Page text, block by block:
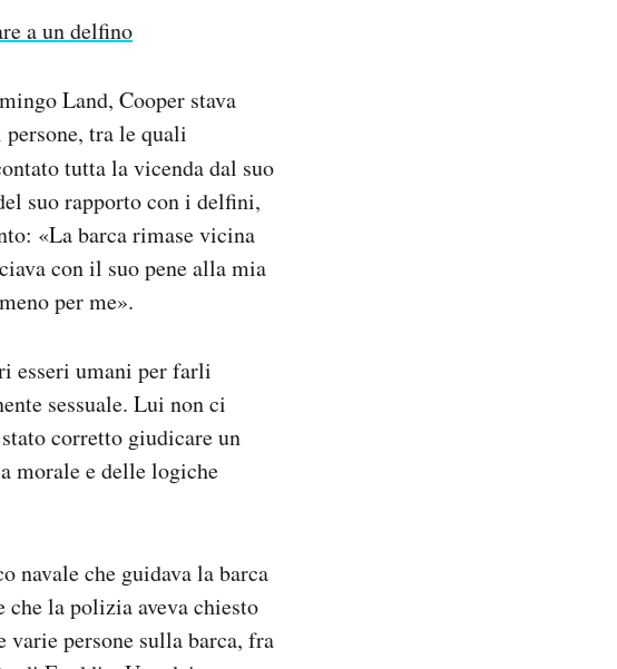
a un delfino
Land, Cooper stava
tra le quali
tutta la vicenda dal suo
suo rapporto con i delfini,
«La barca rimase vicina
con il suo pene alla mia
per me».
esseri umani per farli
sessuale. Lui non ci
corretto giudicare un
morale e delle logiche
navale che guidava la barca
che la polizia aveva chiesto
persone sulla barca, fra